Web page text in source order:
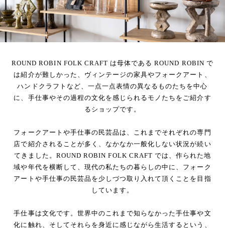
ROUND ROBIN FOLK CRAFT は母体である ROUND ROBIN で
は紹介が難しかった、ヴィンテージの家具やフォークアート、
ハンドクラフトなど、一点一点表情の異なるものたちを中心
に、手仕事やその過程の文化を感じられるモノたちをご紹介す
るショップです。
フォークアートや手仕事の民芸品は、これまでそれぞれの専門
店で紹介されることが多く、なかなか一般化しない状況が続い
てきました。ROUND ROBIN FOLK CRAFT では、作られた地
域や年代を横断して、現代の私たちの暮らしの中に、フォーク
アートや手仕事の民芸品を少しづつ取り入れて頂くことを目指
しています。
手仕事は文化です。世界中のこれまで知らなかった手仕事や文
化に触れ、そしてそれらを身近に感じながら生活するという、